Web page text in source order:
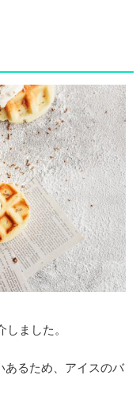
ました。
あるため、アイスのバ